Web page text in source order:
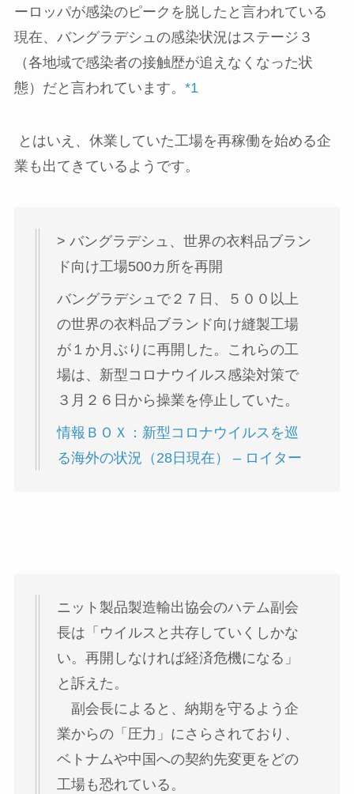
ーロッパが感染のピークを脱したと言われている
現在、バングラデシュの感染状況はステージ３
（各地域で感染者の接触歴が追えなくなった状
態）だと言われています。 *1
とはいえ、休業していた工場を再稼働を始める企
業も出てきているようです。
> バングラデシュ、世界の衣料品ブラン
ド向け工場500カ所を再開
バングラデシュで２７日、５００以上
の世界の衣料品ブランド向け縫製工場
が１か月ぶりに再開した。これらの工
場は、新型コロナウイルス感染対策で
３月２６日から操業を停止していた。
情報ＢＯＸ：新型コロナウイルスを巡
る海外の状況（28日現在） – ロイター
ニット製品製造輸出協会のハテム副会
長は「ウイルスと共存していくしかな
い。再開しなければ経済危機になる」
と訴えた。
副会長によると、納期を守るよう企
業からの「圧力」にさらされており、
ベトナムや中国への契約先変更をどの
工場も恐れている。